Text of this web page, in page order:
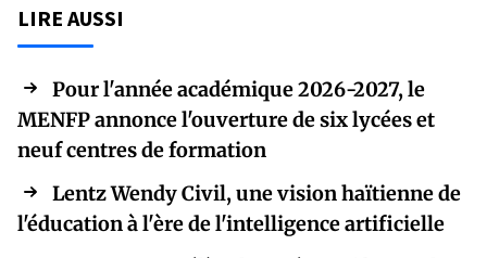
LIRE AUSSI
Pour l'année académique 2026-2027, le
MENFP annonce l'ouverture de six lycées et
neuf centres de formation
Lentz Wendy Civil, une vision haïtienne de
l'éducation à l'ère de l'intelligence artificielle